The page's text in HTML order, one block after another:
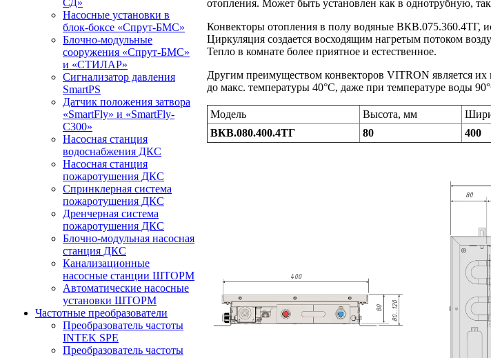
СД»
Насосные установки в
блок-боксе «Спрут-БМС»
Блочно-модульные
сооружения «Спрут-БМС»
и «СТИЛАР»
Сигнализатор давления
SmartPS
Датчик положения затвора
«SmartFly» и «SmartFly-
С300»
Насосная станция
водоснабжения ДКС
Насосная станция
пожаротушения ДКС
Спринклерная система
пожаротушения ДКС
Дренчерная система
пожаротушения ДКС
Блочно-модульная насосная
станция ДКС
Канализационные
насосные станции ШТОРМ
Автоматические насосные
установки ШТОРМ
Частотные преобразователи
Преобразователь частоты
INTEK SPE
Преобразователь частоты
отопления. Может быть установлен как в однотрубную,
Конвекторы отопления в полу водяные ВКВ.075.360.4ТГ,
Циркуляция создается восходящим нагретым потоком
Тепло в комнате более приятное и естественное.
Другим преимуществом конвекторов VITRON является их
до макс. температуры 40°C, даже при температуре воды
Модель Высота, мм
ВКВ.080.400.4ТГ
80 400